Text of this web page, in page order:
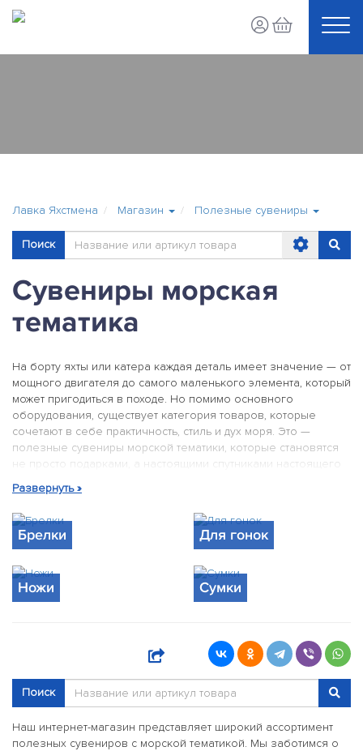
Лавка Яхстмена Магазин Полезные сувениры
Поиск
Сувениры морская
тематика
На борту яхты или катера каждая деталь имеет значение — от
мощного двигателя до самого маленького элемента, который
может пригодиться в походе. Но помимо основного
оборудования, существует категория товаров, которые
сочетают в себе практичность, стиль и дух моря. Это —
полезные сувениры морской тематики, которые становятся
не просто подарками, а настоящими спутниками настоящего
В нашем каталоге оборудования вы найдёте не только
технические решения для судов, но и аксессуары,
вдохновлённые морем, призванные подчеркнуть вашу связь
жизни на берегу и на воде. Представляем вам подборку
практичных и стильных сувениров, которые уместны как на
Брелки с морской символикой — маленькие детали с
Брелок — это не просто аксессуар для ключей. Это символ,
напоминание о море, о свободе, о последнем закате на
воде. Наши брелки выполнены в морской тематике — каждый
из них несёт в себе дух океана.
Брелки Для гонок
Ножи Сумки
Поиск
Наш интернет-магазин представляет широкий ассортимент
полезных сувениров с морской тематикой. Мы заботимся о